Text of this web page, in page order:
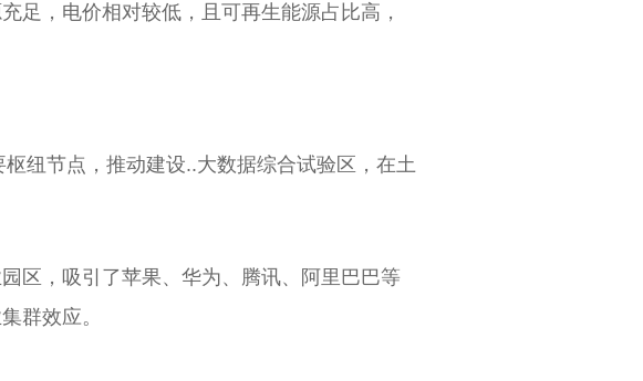
足，电价相对较低，且可再生能源占比高，
枢纽节点，推动建设..大数据综合试验区，在土
区，吸引了苹果、华为、腾讯、阿里巴巴等
群效应。